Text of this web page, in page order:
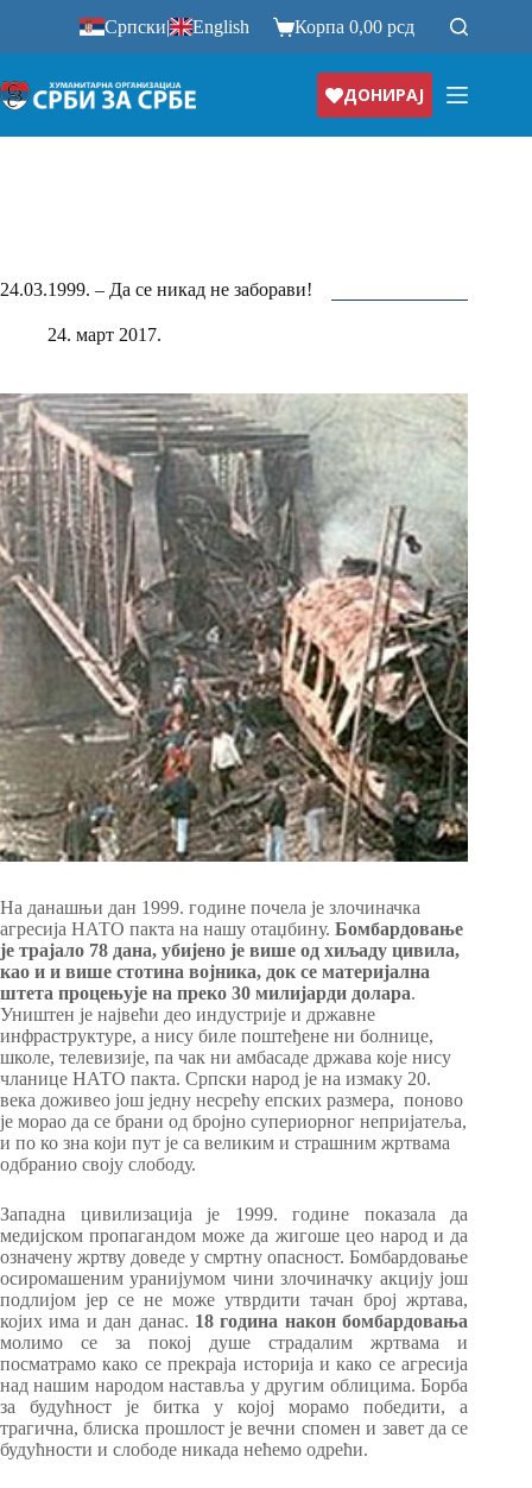
Српски| English Корпа0,00рсд
ДОНИРАЈ
24.03.1999. – Да се никад не заборави!
24. март 2017.
На данашњи дан 1999. године почела је злочиначка
агресија НАТО пакта на нашу отаџбину. Бомбардовање
је трајало 78 дана, убијено је више од хиљаду цивила,
као и и више стотина војника, док се материјална
штета процењује на преко 30 милијарди долара.
Уништен је највећи део индустрије и државне
инфраструктуре, а нису биле поштеђене ни болнице,
школе, телевизије, па чак ни амбасаде држава које нису
чланице НАТО пакта. Српски народ је на измаку 20.
века доживео још једну несрећу епских размера, поново
је морао да се брани од бројно супериорног непријатеља,
и по ко зна који пут је са великим и страшним жртвама
одбранио своју слободу.
Западна цивилизација је 1999. године показала да
медијском пропагандом може да жигоше цео народ и да
означену жртву доведе у смртну опасност. Бомбардовање
осиромашеним уранијумом чини злочиначку акцију још
подлијом јер се не може утврдити тачан број жртава,
којих има и дан данас. 18 година након бомбардовања
молимо се за покој душе страдалим жртвама и
посматрамо како се прекраја историја и како се агресија
над нашим народом наставља у другим облицима. Борба
за будућност је битка у којој морамо победити, а
трагична, блиска прошлост је вечни спомен и завет да се
будућности и слободе никада нећемо одрећи.